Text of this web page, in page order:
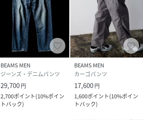
BEAMS MEN
ジーンズ・デニムパンツ
29,700円
2,700ポイント(10%ポイン
トバック)
BEAMS MEN
カーゴパンツ
17,600円
1,600ポイント(10%ポイン
トバック)